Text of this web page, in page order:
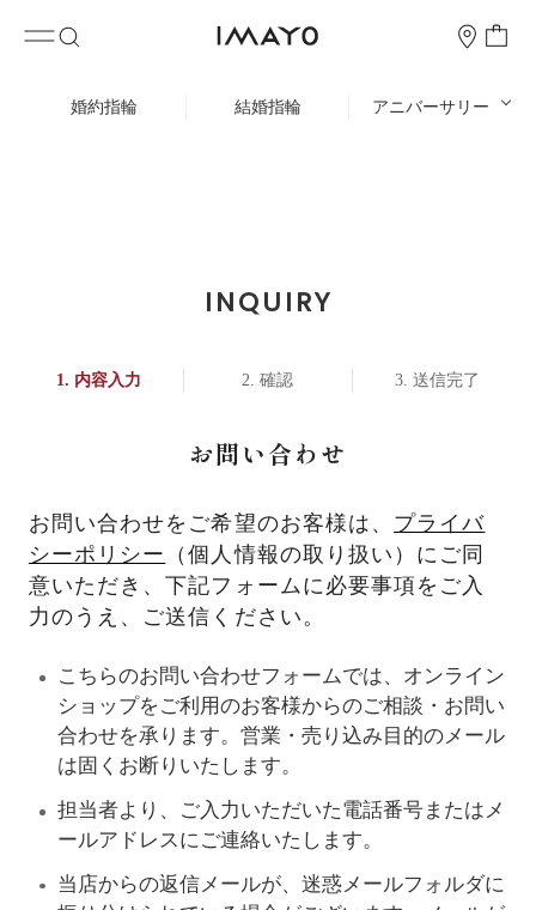
婚約指輪 結婚指輪 アニバーサリー
INQUIRY
内容入力 確認 送信完了
お問い合わせ
お問い合わせをご希望のお客様は、 プライバ
シーポリシー
（個人情報の取り扱い）にご同
意いただき、下記フォームに必要事項をご入
力のうえ、ご送信ください。
こちらのお問い合わせフォームでは、オンライン
ショップをご利用のお客様からのご相談・お問い
合わせを承ります。営業・売り込み目的のメール
は固くお断りいたします。
担当者より、ご入力いただいた電話番号またはメ
ールアドレスにご連絡いたします。
当店からの返信メールが、迷惑メールフォルダに